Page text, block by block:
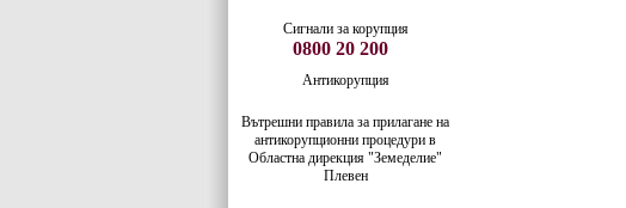
Сигнали за корупция
0800 20 200
Антикорупция
Вътрешни правила за прилагане на
антикорупционни процедури в
Областна дирекция "Земеделие"
Плевен